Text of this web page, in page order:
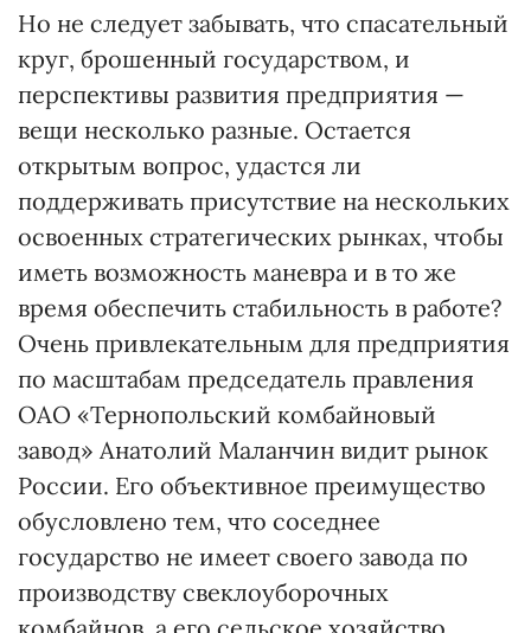
Но не следует забывать, что спасательный
круг, брошенный государством, и
перспективы развития предприятия —
вещи несколько разные. Остается
открытым вопрос, удастся ли
поддерживать присутствие на нескольких
освоенных стратегических рынках, чтобы
иметь возможность маневра и в то же
время обеспечить стабильность в работе?
Очень привлекательным для предприятия
по масштабам председатель правления
ОАО «Тернопольский комбайновый
завод» Анатолий Маланчин видит рынок
России. Его объективное преимущество
обусловлено тем, что соседнее
государство не имеет своего завода по
производству свеклоуборочных